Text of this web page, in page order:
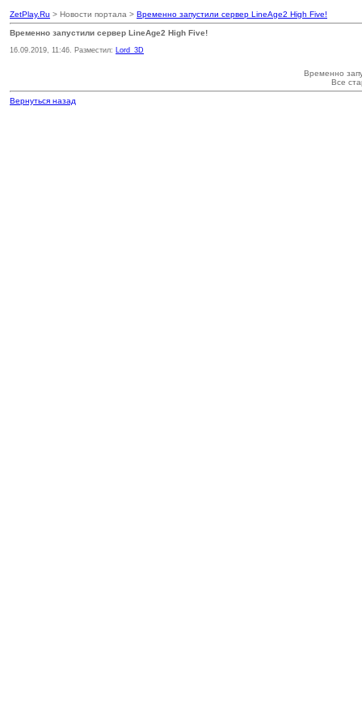
ZetPlay.Ru > Новости портала > Временно запустили сервер LineAge2 High Five!
Временно запустили сервер LineAge2 High Five!
16.09.2019, 11:46. Разместил: Lord_3D
Временно
Все
Вернуться назад